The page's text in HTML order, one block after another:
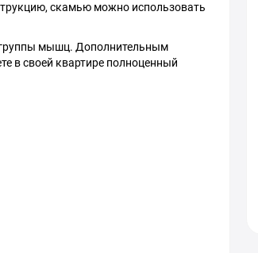
скамью можно использовать
группы мышц. Дополнительным
в своей квартире полноценный